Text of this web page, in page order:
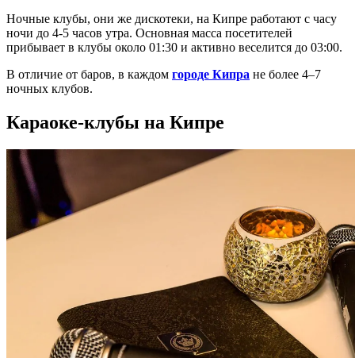
Ночные клубы, они же дискотеки, на Кипре работают с часу
ночи до 4-5 часов утра. Основная масса посетителей
прибывает в клубы около 01:30 и активно веселится до 03:00.
В отличие от баров, в каждом городе Кипра не более 4–7
ночных клубов.
Караоке-клубы на Кипре